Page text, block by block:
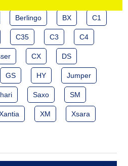
Berlingo BX C1
C35 C3 C4
CX DS
GS HY Jumper
Saxo SM
XM Xsara